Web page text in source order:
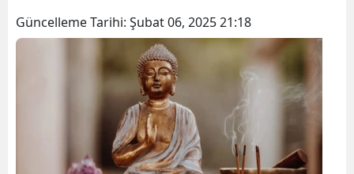
Balıkesir
Bilecik
Bitlis
Bolu
Güncelleme Tarihi: Şubat 06, 2025 21:18